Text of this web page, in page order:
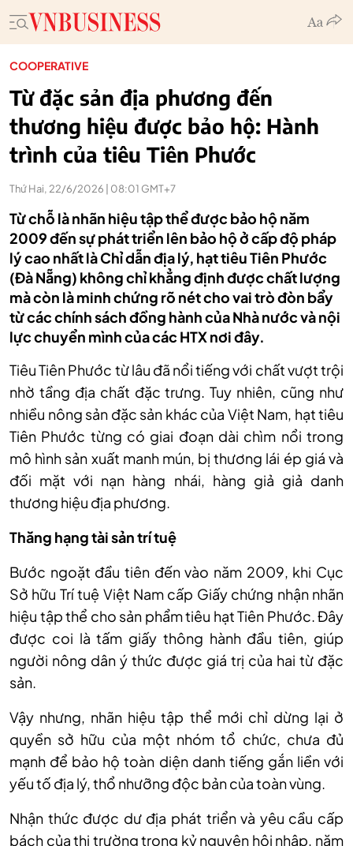
COOPERATIVE
Từ đặc sản địa phương đến
thương hiệu được bảo hộ: Hành
trình của tiêu Tiên Phước
Thứ Hai, 22/6/2026 | 08:01 GMT+7
Từ chỗ là nhãn hiệu tập thể được bảo hộ năm
2009 đến sự phát triển lên bảo hộ ở cấp độ pháp
lý cao nhất là Chỉ dẫn địa lý, hạt tiêu Tiên Phước
(Đà Nẵng) không chỉ khẳng định được chất lượng
mà còn là minh chứng rõ nét cho vai trò đòn bẩy
từ các chính sách đồng hành của Nhà nước và nội
lực chuyển mình của các HTX nơi đây.
Tiêu Tiên Phước từ lâu đã nổi tiếng với chất vượt trội
nhờ tầng địa chất đặc trưng. Tuy nhiên, cũng như
nhiều nông sản đặc sản khác của Việt Nam, hạt tiêu
Tiên Phước từng có giai đoạn dài chìm nổi trong
mô hình sản xuất manh mún, bị thương lái ép giá và
đối mặt với nạn hàng nhái, hàng giả giả danh
thương hiệu địa phương.
Thăng hạng tài sản trí tuệ
Bước ngoặt đầu tiên đến vào năm 2009, khi Cục
Sở hữu Trí tuệ Việt Nam cấp Giấy chứng nhận nhãn
hiệu tập thể cho sản phẩm tiêu hạt Tiên Phước. Đây
được coi là tấm giấy thông hành đầu tiên, giúp
người nông dân ý thức được giá trị của hai từ đặc
sản.
Vậy nhưng, nhãn hiệu tập thể mới chỉ dừng lại ở
quyền sở hữu của một nhóm tổ chức, chưa đủ
mạnh để bảo hộ toàn diện danh tiếng gắn liền với
yếu tố địa lý, thổ nhưỡng độc bản của toàn vùng.
Nhận thức được dư địa phát triển và yêu cầu cấp
bách của thị trường trong kỷ nguyên hội nhập, năm